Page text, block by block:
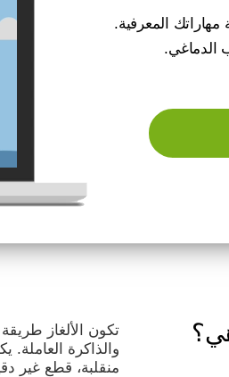
مهاراتك المعرفية.
الدماغي.
تكون الألغاز
والذاكرة
منقلبة، قطع غير